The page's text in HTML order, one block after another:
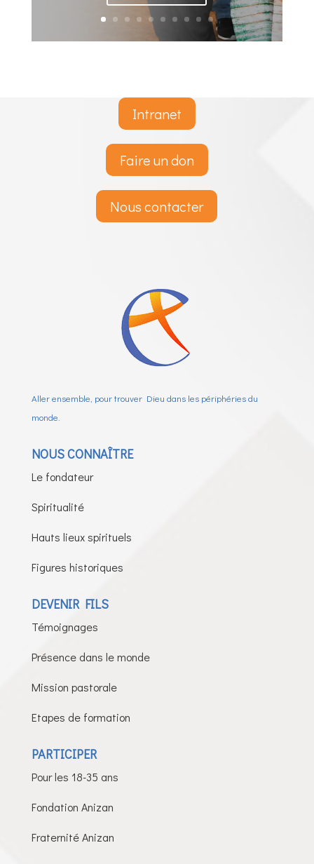
Intranet
Faire un don
Nous contacter
Aller ensemble, pour trouver Dieu dans les périphéries du
monde.
NOUS CONNAÎTRE
Le fondateur
Spiritualité
Hauts lieux spirituels
Figures historiques
DEVENIR FILS
Témoignages
Présence dans le monde
Mission pastorale
Etapes de formation
PARTICIPER
Pour les 18-35 ans
Fondation Anizan
Fraternité Anizan